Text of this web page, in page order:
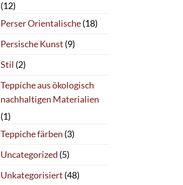
(12)
Perser Orientalische(18)
Persische Kunst (9)
Stil (2)
Teppiche aus ökologisch
nachhaltigen Materialien
(1)
Teppiche färben (3)
Uncategorized (5)
Unkategorisiert (48)